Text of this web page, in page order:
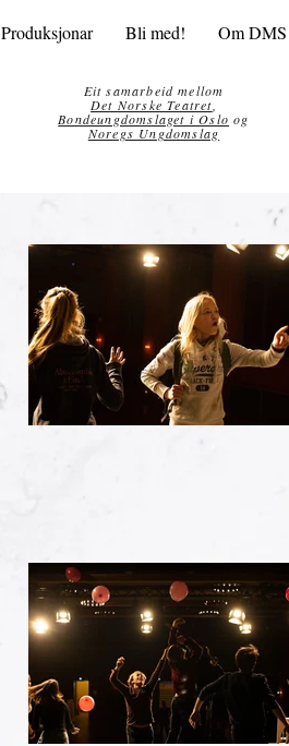
Produksjonar Bli med! Om DMS
Eit samarbeid mellom
Det Norske Teatret
Bondeungdomslaget i Oslo og
Noregs Ungdomslag